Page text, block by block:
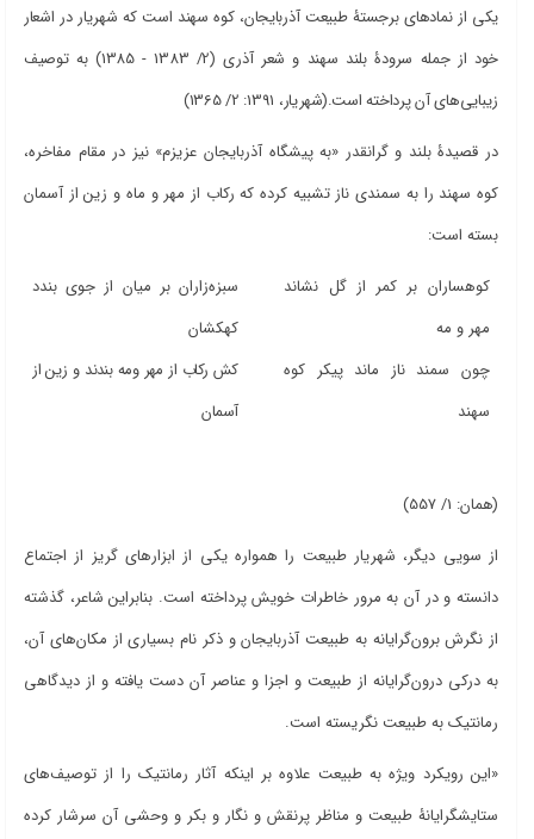
یکی از نمادهای برجستۀ طبیعت آذربایجان، کوه سهند است که شهریار در اشعار
خود از جمله سرودۀ بلند سهند و شعر آذری (2/ 1383 - 1385) به توصیف
زیبایی‌های آن پرداخته است.(شهریار، 1391: 2/ 1365)
در قصیدۀ بلند و گرانقدر «به پیشگاه آذربایجان عزیزم» نیز در مقام مفاخره،
کوه سهند را به سمندی ناز تشبیه کرده که رکاب از مهر و ماه و زین از آسمان
بسته است:
کوهساران بر کمر از گل نشاند
مهر و مه
چون سمند ناز ماند پیکر کوه
سهند
سبزه‌زاران بر میان از جوی بندد
کهکشان
کش رکاب از مهر ومه بندند و زین از
آسمان
(همان: 1/ 557)
از سویی دیگر، شهریار طبیعت را همواره یکی از ابزارهای گریز از اجتماع
دانسته و در آن به مرور خاطرات خویش پرداخته است. بنابراین شاعر، گذشته
از نگرش برون‌گرایانه به طبیعت آذربایجان و ذکر نام بسیاری از مکان‌های آن،
به درکی درون‌گرایانه از طبیعت و اجزا و عناصر آن دست یافته و از دیدگاهی
رمانتیک به طبیعت نگریسته است.
«این رویکرد ویژه به طبیعت علاوه بر اینکه آثار رمانتیک را از توصیف‌های
ستایشگرایانۀ طبیعت و مناظر پرنقش و نگار و بکر و وحشی آن سرشار کرده